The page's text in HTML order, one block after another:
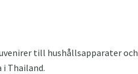
till hushållsapparater och
Thailand.